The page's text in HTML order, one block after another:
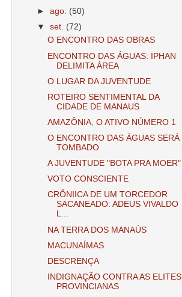
►ago. (50)
▼set. (72)
O ENCONTRO DAS OBRAS
ENCONTRO DAS ÁGUAS: IPHAN
DELIMITA ÁREA
O LUGAR DA JUVENTUDE
ROTEIRO SENTIMENTAL DA
CIDADE DE MANAUS
AMAZÔNIA, O ATIVO NÚMERO 1
O ENCONTRO DAS ÁGUAS SERÁ
TOMBADO
A JUVENTUDE "BOTA PRA MOER"
VOTO CONSCIENTE
CRÔNIICA DE UM TORCEDOR
SACANEADO: ADEUS VIVALDO
L...
NA TERRA DOS MANAÚS
MACUNAÍMAS
DESCRENÇA
INDIGNAÇÃO CONTRA AS ELITES
PROVINCIANAS